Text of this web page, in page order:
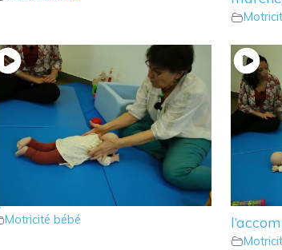
14 – Bébé rampe en arrière ?
Motricité bébé
13 –
seul